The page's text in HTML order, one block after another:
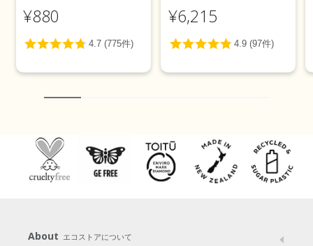
トニング＞ 100g
¥880
カリ＞ 5L
¥6,215
About エコストアについて